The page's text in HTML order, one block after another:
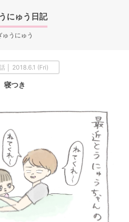
にゅう日記
ゅうにゅう
│ 2018.6.1 (Fri)
寝つき